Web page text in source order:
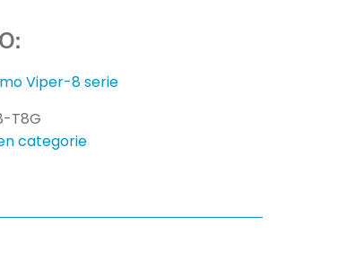
Viper-8 serie
T8G
categorie